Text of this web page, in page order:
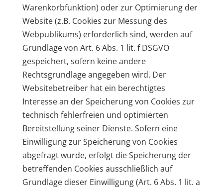
Warenkorbfunktion) oder zur Optimierung der
Website (z.B. Cookies zur Messung des
Webpublikums) erforderlich sind, werden auf
Grundlage von Art. 6 Abs. 1 lit. f DSGVO
gespeichert, sofern keine andere
Rechtsgrundlage angegeben wird. Der
Websitebetreiber hat ein berechtigtes
Interesse an der Speicherung von Cookies zur
technisch fehlerfreien und optimierten
Bereitstellung seiner Dienste. Sofern eine
Einwilligung zur Speicherung von Cookies
abgefragt wurde, erfolgt die Speicherung der
betreffenden Cookies ausschließlich auf
Grundlage dieser Einwilligung (Art. 6 Abs. 1 lit. a